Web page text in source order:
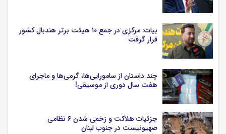
بیات: مرکزی در جمع ۱۰ هیئت برتر هندبال کشور
قرار گرفت
چند داستان از سامورایی‌ها، گرمی‌ها و ماجرای
هفت سال دوری از موسیقی!
جزئیات هلاکت و زخمی شدن ۶ نظامی
صهیونیست در جنوب لبنان